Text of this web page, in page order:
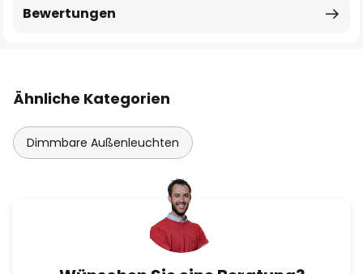
Bewertungen
Ähnliche Kategorien
Dimmbare Außenleuchten